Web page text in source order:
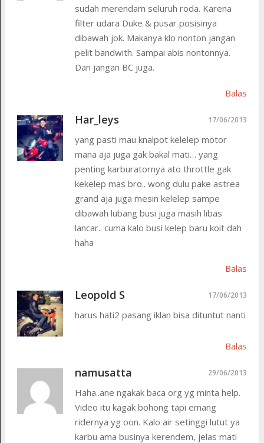
sudah merendam seluruh roda. Karena
filter udara Duke & pusar posisinya
dibawah jok. Makanya klo nonton jangan
pelit bandwith. Sampai abis nontonnya.
Dan jangan BC juga.
Balas
Har_leys 17/06/2013
yang pasti mau knalpot kelelep motor
mana aja juga gak bakal mati… yang
penting karburatornya ato throttle gak
kekelep mas bro.. wong dulu pake astrea
grand aja juga mesin kelelep sampe
dibawah lubang busi juga masih libas
lancar.. cuma kalo busi kelep baru koit dah
haha
Balas
Leopold S 17/06/2013
harus hati2 pasang iklan bisa dituntut nanti
Balas
namusatta 29/06/2013
Haha..ane ngakak baca org yg minta help.
Video itu kagak bohong tapi emang
ridernya yg oon. Kalo air setinggi lutut ya
karbu ama businya kerendem, jelas mati